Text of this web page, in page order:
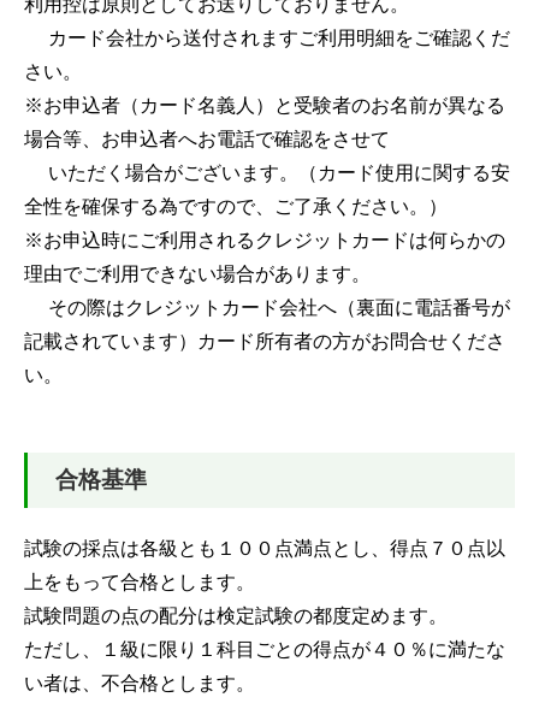
利用控は原則としてお送りしておりません。
カード会社から送付されますご利用明細をご確認くだ
さい。
※お申込者（カード名義人）と受験者のお名前が異なる
場合等、お申込者へお電話で確認をさせて
いただく場合がございます。（カード使用に関する安
全性を確保する為ですので、ご了承ください。）
※お申込時にご利用されるクレジットカードは何らかの
理由でご利用できない場合があります。
その際はクレジットカード会社へ（裏面に電話番号が
記載されています）カード所有者の方がお問合せくださ
い。
合格基準
試験の採点は各級とも１００点満点とし、得点７０点以
上をもって合格とします。
試験問題の点の配分は検定試験の都度定めます。
ただし、１級に限り１科目ごとの得点が４０％に満たな
い者は、不合格とします。